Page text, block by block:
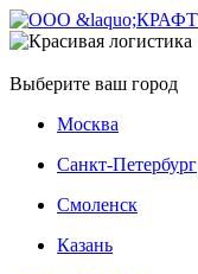
Выберите ваш город
Москва
Санкт-Петербург
Смоленск
Казань